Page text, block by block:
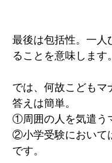
最後は包括性。一人
ることを意味します
では、何故こどもマ
答えは簡単。
①周囲の人を気遣う
②小学受験において
です。